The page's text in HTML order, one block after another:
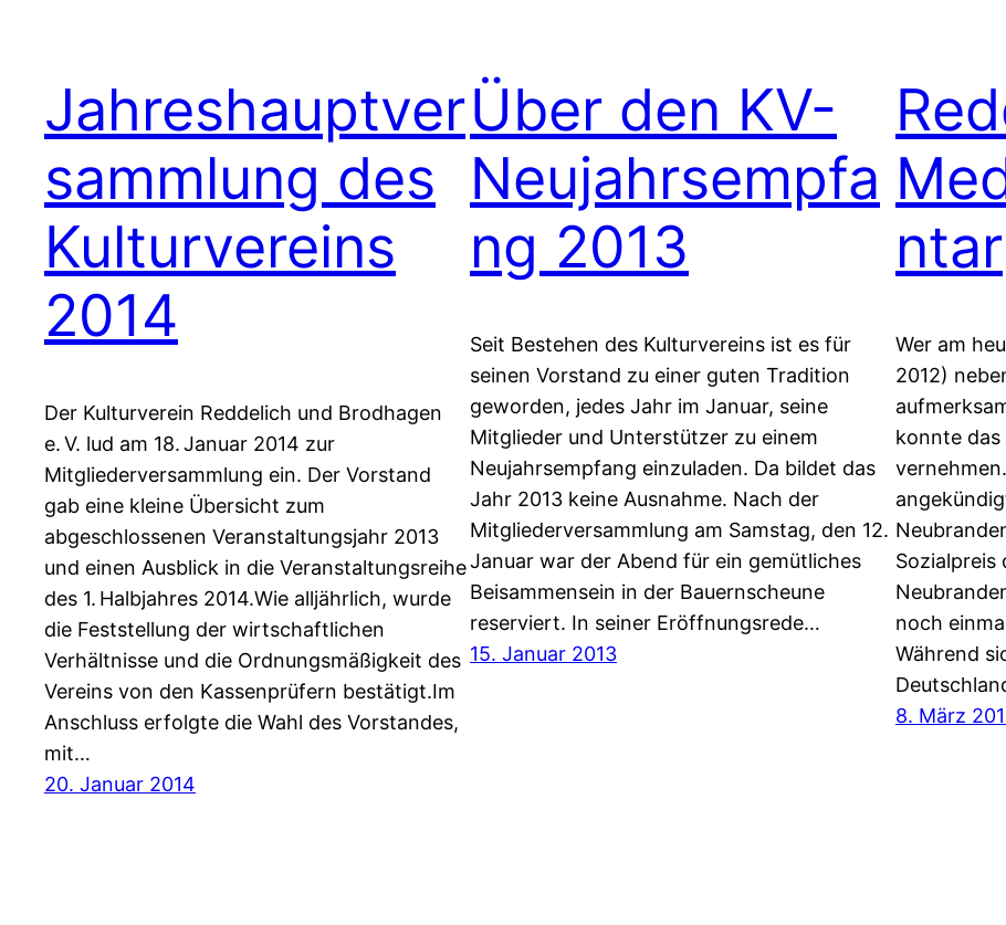
Jahreshauptver
sammlung des
Kulturvereins
2014
Der Kulturverein Reddelich und Brodhagen
e. V. lud am 18. Januar 2014 zur
Mitgliederversammlung ein. Der Vorstand
gab eine kleine Übersicht zum
abgeschlossenen Veranstaltungsjahr 2013
und einen Ausblick in die Veranstaltungsreihe
des 1. Halbjahres 2014.Wie alljährlich, wurde
die Feststellung der wirtschaftlichen
Verhältnisse und die Ordnungsmäßigkeit des
Vereins von den Kassenprüfern bestätigt.Im
Anschluss erfolgte die Wahl des Vorstandes,
mit…
20. Januar 2014
Über den KV-
Neujahrsempfa
ng 2013
Seit Bestehen des Kulturvereins ist es für
seinen Vorstand zu einer guten Tradition
geworden, jedes Jahr im Januar, seine
Mitglieder und Unterstützer zu einem
Neujahrsempfang einzuladen. Da bildet das
Jahr 2013 keine Ausnahme. Nach der
Mitgliederversammlung am Samstag, den 12.
Januar war der Abend für ein gemütliches
Beisammensein in der Bauernscheune
reserviert. In seiner Eröffnungsrede…
15. Januar 2013
ntar
Wer am
2012)
konnte das
Sozialpreis
noch
Während
8. März